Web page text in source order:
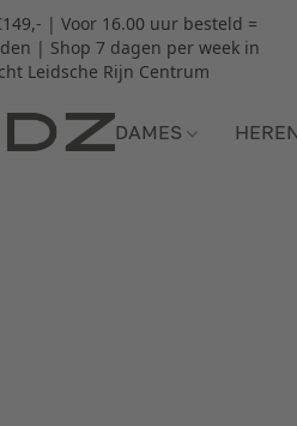
| Voor 16.00 uur besteld =
| Shop 7 dagen per week in
Leidsche Rijn Centrum
DAMES